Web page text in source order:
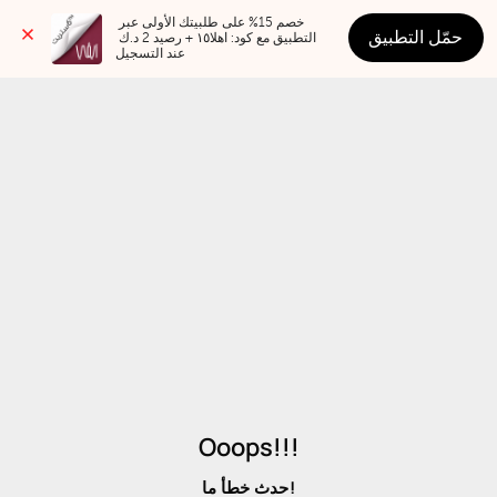
عند التسجيل
حمّل التطبيق
Ooops!!!
حدث خطأ ما!